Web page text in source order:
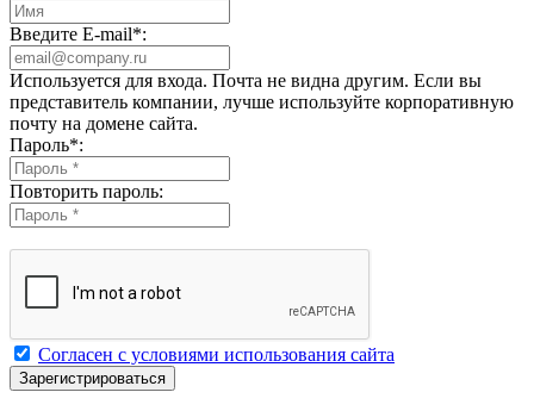
Введите E-mail*:
Используется для входа. Почта не видна другим. Если вы
представитель компании, лучше используйте корпоративную
почту на домене сайта.
Пароль*:
Повторить пароль:
Согласен с условиями использования сайта